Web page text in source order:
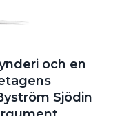
och en
Sjödin